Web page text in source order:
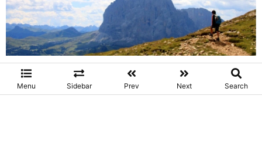
Menu Sidebar Prev Next Search